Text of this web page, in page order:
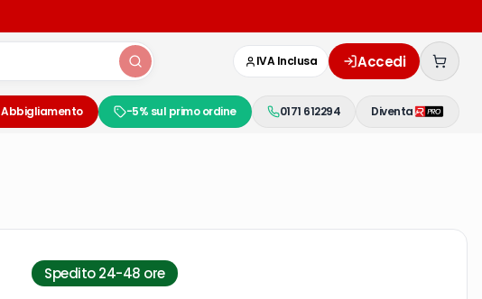
IVA Inclusa Accedi
-5% sul primo ordine 0171 612294 Diventa
Spedito 24-48 ore